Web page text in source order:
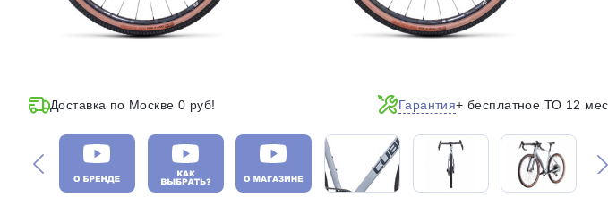
Доставка по Москве 0 руб! Гарантия+ бесплатное ТО 12
Оплачивайте сегодня
25 % картой любого